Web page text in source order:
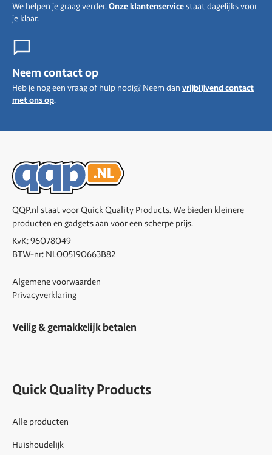
We helpen je graag verder.Onze klantenservicestaat dagelijks voor
je klaar.
Neem contact op
Heb je nog een vraag of hulp nodig? Neem dan vrijblijvend contact
met ons op.
QQP.nl staat voor Quick Quality Products. We bieden kleinere
producten en gadgets aan voor een scherpe prijs.
KvK: 96078049
BTW-nr: NL005190663B82
Algemene voorwaarden
Privacyverklaring
Veilig & gemakkelijk betalen
Quick Quality Products
Alle producten
Huishoudelijk